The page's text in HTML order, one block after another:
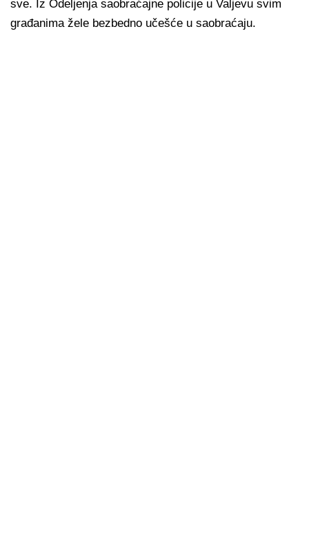
sve. Iz Odeljenja saobraćajne policije u Valjevu svim
građanima žele bezbedno učešće u saobraćaju.